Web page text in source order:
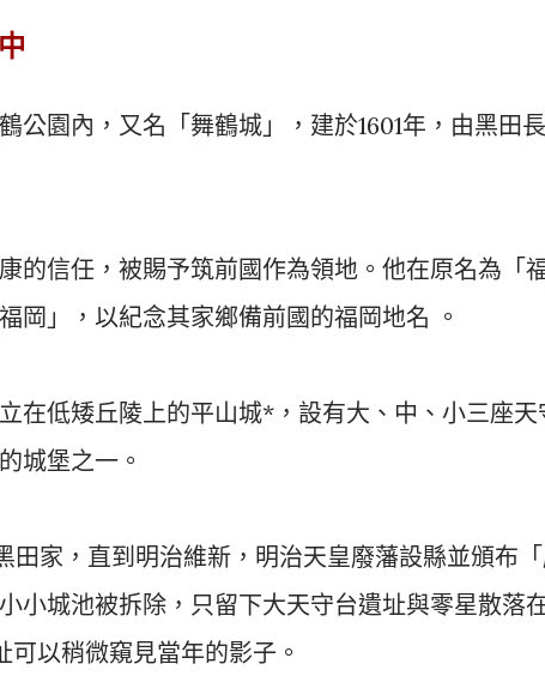
公園內，又名「舞鶴城」，建於1601年，由黑田
的信任，被賜予筑前國作為領地。他在原名為「福
岡」，以紀念其家鄉備前國的福岡地名 。
在低矮丘陵上的平山城*，設有大、中、小三座天
城堡之一。
田家，直到明治維新，明治天皇廢藩設縣並頒布
小城池被拆除，只留下大天守台遺址與零星散落
以稍微窺見當年的影子。